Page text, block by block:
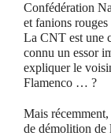
Confédération
et fanions
La CNT est une
connu un essor
expliquer le
Flamenco … ?
Mais
de démolition de